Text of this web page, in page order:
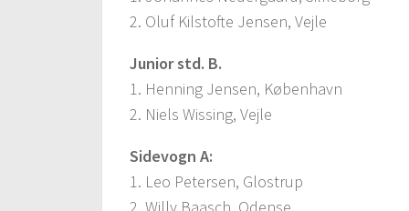
2. Oluf Kilstofte Jensen, Vejle
Junior std. B.
1. Henning Jensen, København
2. Niels Wissing, Vejle
Sidevogn A:
1. Leo Petersen, Glostrup